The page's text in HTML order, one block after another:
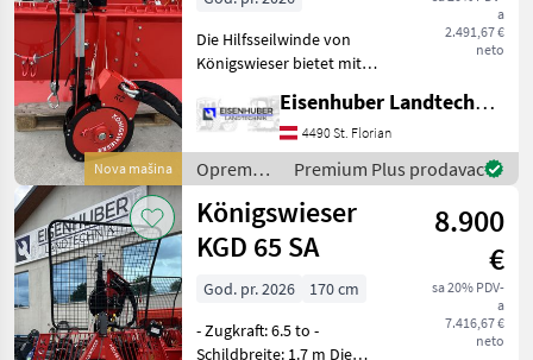
IZABERITE
KATEGORIJU
Königswieser
Holzknecht
Uniforest
Tajfun
Krpan
Tiger
Nova mašina
a
2.491,67 €
neto
Die Hilfsseilwinde von
Königswieser bietet mit
Kunststoffseil eine
optimale Unterstützung bei
der Holzbringung oder bei
Seilarbeiten im Gel
Eisenhuber Landtechnik GmbH
4490 St. Florian
Oprema
za šumu i
obradu
drveta /
Königswieser
Premium Plus prodavac
Königswieser
KGD 65 SA
8.900
€
sa 20% PDV-
a
7.416,67 €
neto
God. pr. 2026
170 cm
- Zugkraft: 6.5 to -
Schildbreite: 1.7 m Die